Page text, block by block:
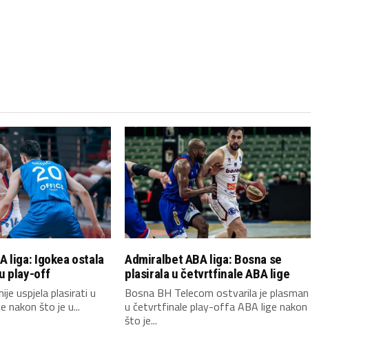
liga: Igokea ostala
play-off
uspjela plasirati u
nakon što je u...
Admiralbet ABA liga: Bosna se
plasirala u četvrtfinale ABA lige
Bosna BH Telecom ostvarila je plasman
u četvrtfinale play-offa ABA lige nakon
što je...